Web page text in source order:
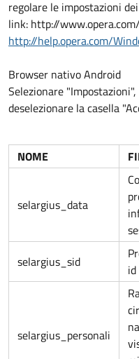
regolare le impostazioni
link: http://
http://help.opera.com/
Browser nativo Android
Selezionare
deselezionare la casella
NOME
selargius_data
selargius_sid
id
selargius_personali